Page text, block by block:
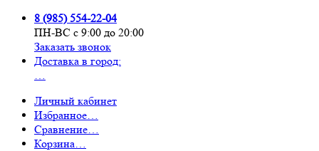
8 (985) 554-22-04
ПН-ВС с 9:00 до 20:00
Заказать звонок
Доставка в город:
…
Личный кабинет
Избранное…
Сравнение…
Корзина…